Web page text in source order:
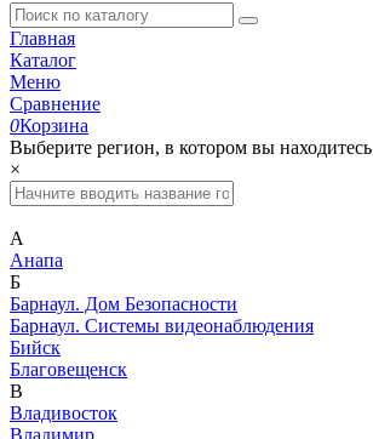
Главная
Каталог
Меню
Сравнение
0Корзина
Выберите регион, в котором вы находитесь
×
А
Анапа
Б
Барнаул. Дом Безопасности
Барнаул. Системы видеонаблюдения
Бийск
Благовещенск
В
Владивосток